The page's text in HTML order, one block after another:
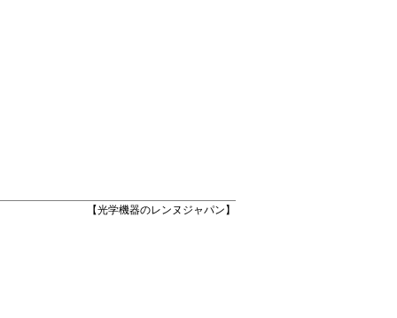
【光学機器のレンヌジャパン】